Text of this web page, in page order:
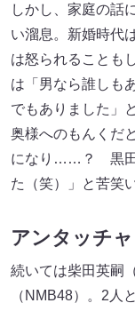
しかし、家庭の
い溜息。新婚時代
は怒られることも
は「男なら誰しも
でもありました」
奥様へのもんくだ
になり……？ 黒田
た（笑）」と苦笑
アンタッチ
続いては柴田英嗣
（NMB48）。2人